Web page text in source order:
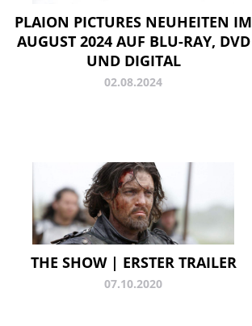
PLAION PICTURES NEUHEITEN IM
AUGUST 2024 AUF BLU-RAY, DVD
UND DIGITAL
02.08.2024
THE SHOW | ERSTER TRAILER
07.10.2020